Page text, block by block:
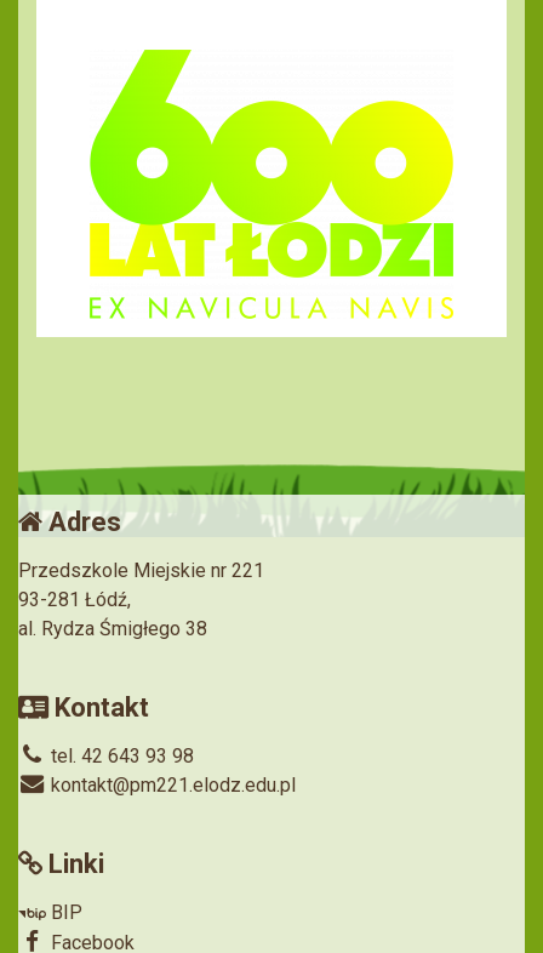
Adres
Przedszkole Miejskie nr 221
93-281 Łódź,
al. Rydza Śmigłego 38
Kontakt
tel. 42 643 93 98
kontakt@pm221.elodz.edu.pl
Linki
BIP
Facebook